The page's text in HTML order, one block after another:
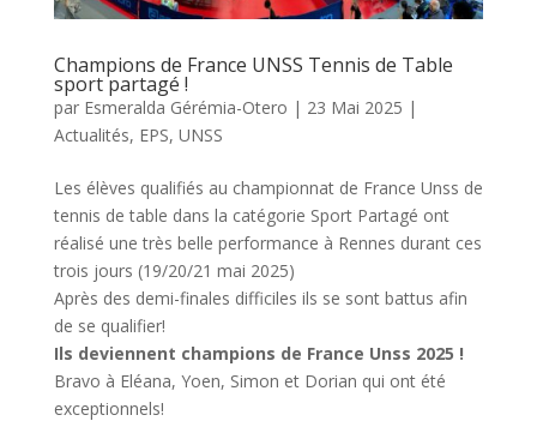
Champions de France UNSS Tennis de Table
sport partagé !
par Esmeralda Gérémia-Otero | 23 Mai 2025 |
Actualités, EPS, UNSS
Les élèves qualifiés au championnat de France Unss de
tennis de table dans la catégorie Sport Partagé ont
réalisé une très belle performance à Rennes durant ces
trois jours (19/20/21 mai 2025)
Après des demi-finales difficiles ils se sont battus afin
de se qualifier!
Ils deviennent champions de France Unss 2025 !
Bravo à Eléana, Yoen, Simon et Dorian qui ont été
exceptionnels!